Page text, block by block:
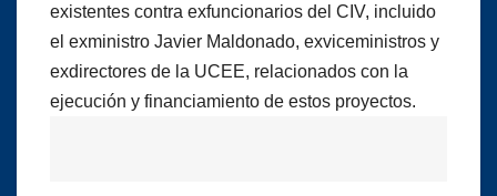
existentes contra exfuncionarios del CIV, incluido
el exministro Javier Maldonado, exviceministros y
exdirectores de la UCEE, relacionados con la
ejecución y financiamiento de estos proyectos.